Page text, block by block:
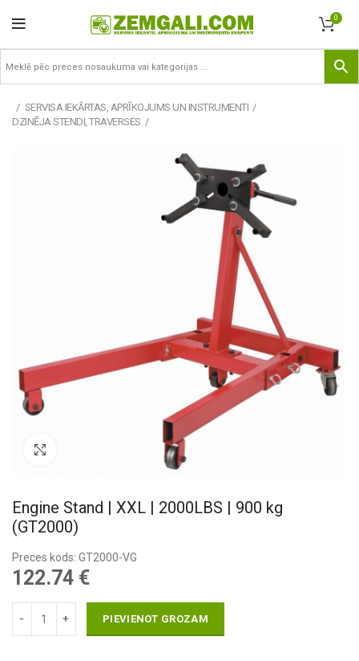
0
SERVISA IEKĀRTAS, APRĪKOJUMS UN INSTRUMENTI
DZINĒJA STENDI, TRAVERSES
Engine Stand | XXL | 2000LBS | 900 kg
(GT2000)
Preces kods: GT2000-VG
122.74 €
PIEVIENOT GROZAM